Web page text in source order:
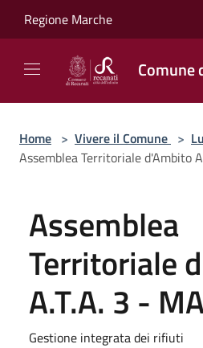
Regione Marche
Comune
Home > Vivere il Comune >
Assemblea Territoriale d'Ambito
Assemblea
Territoriale
A.T.A. 3 -
Gestione integrata dei rifiuti